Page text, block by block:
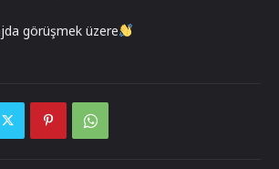
görüşmek üzere